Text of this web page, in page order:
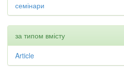
семінари
за типом вмісту
Article